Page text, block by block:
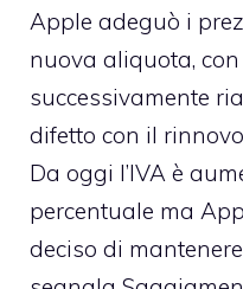
Apple adeguò i
nuova aliquota,
successivamente
difetto con il
Da oggi l’IVA è
percentuale ma
deciso di